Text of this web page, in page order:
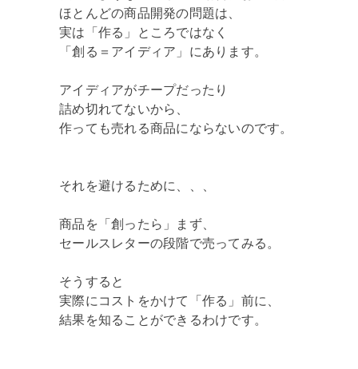
ほとんどの商品開発の問題は、
実は「作る」ところではなく
「創る＝アイディア」にあります。
アイディアがチープだったり
詰め切れてないから、
作っても売れる商品にならないのです。
それを避けるために、、、
商品を「創ったら」まず、
セールスレターの段階で売ってみる。
そうすると
実際にコストをかけて「作る」前に、
結果を知ることができるわけです。